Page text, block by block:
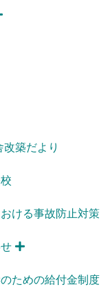
築だより
ける事故防止対策
ための給付金制度